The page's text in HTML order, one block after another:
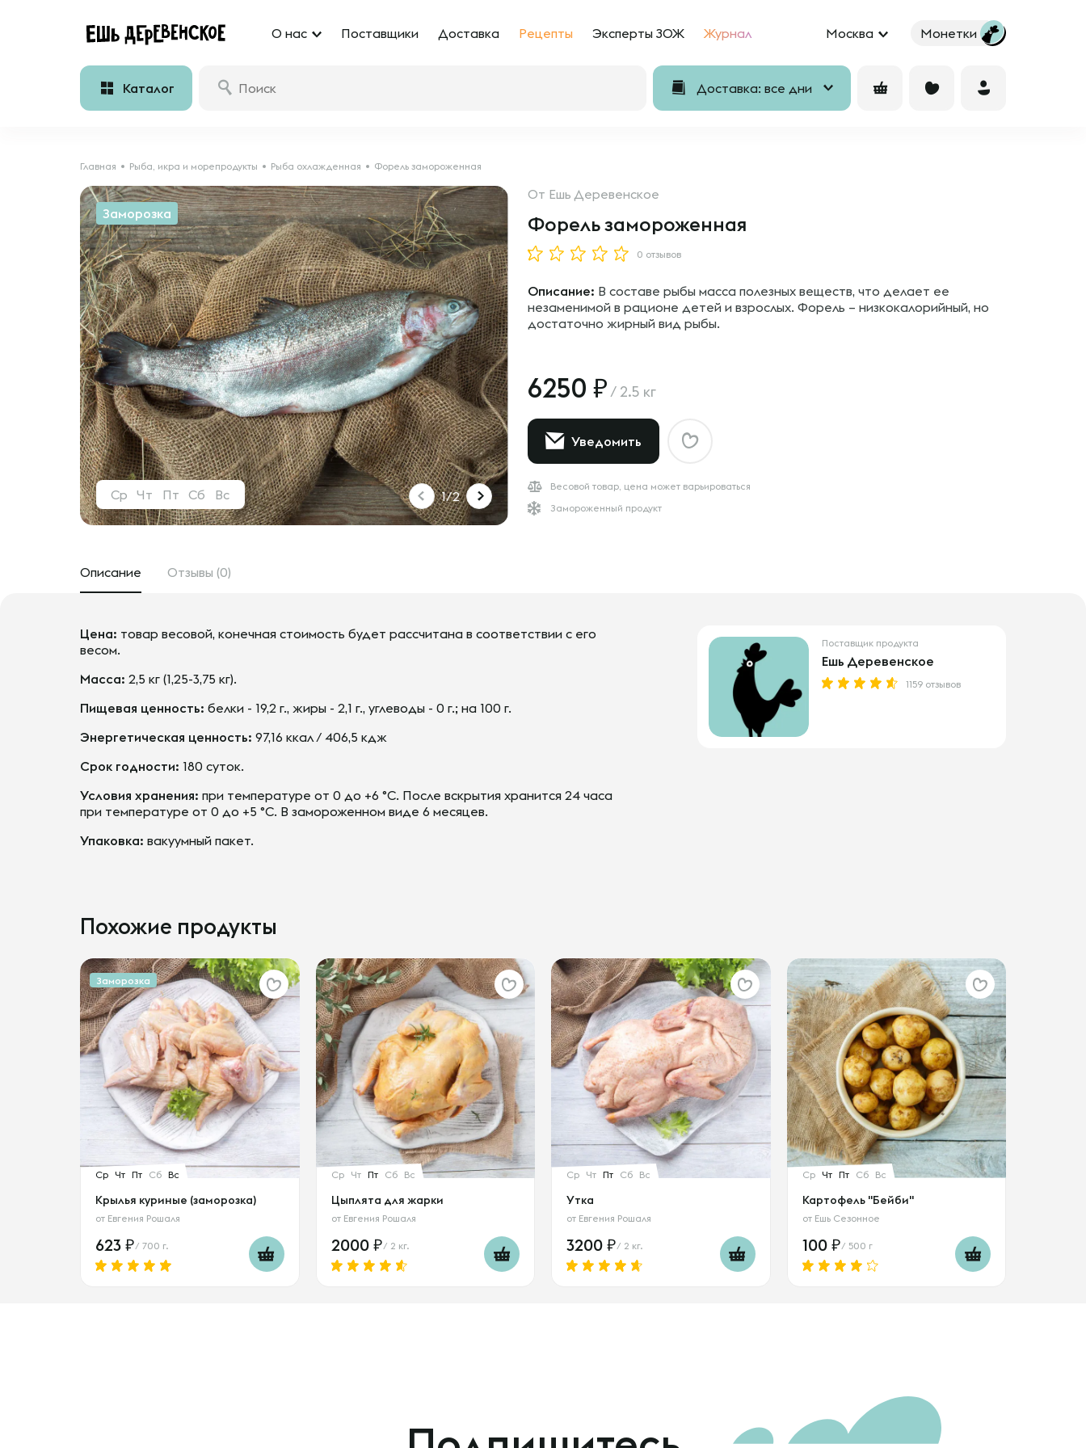
О нас Поставщики Доставка Рецепты Эксперты ЗОЖ Журнал Москва Монетки
Каталог Доставка: все дни
Главная Рыба, икра и морепродукты Рыба охлажденная Форель замороженная
1/2
Заморозка
Ср Чт Пт Сб Вс
От Ешь Деревенское
Форель замороженная
0 отзывов
Описание: В составе рыбы масса полезных веществ, что делает ее
незаменимой в рационе детей и взрослых. Форель – низкокалорийный, но
достаточно жирный вид рыбы.
6250 / 2.5 кг
Уведомить
Весовой товар, цена может варьироваться
Замороженный продукт
Описание Отзывы (0)
Цена: товар весовой, конечная стоимость будет рассчитана в соответствии с его
весом.
Масса: 2,5 кг (1,25-3,75 кг).
Пищевая ценность: белки - 19,2 г., жиры - 2,1 г., углеводы - 0 г.; на 100 г.
Энергетическая ценность: 97,16 ккал / 406,5 кдж
Срок годности: 180 суток.
Условия хранения: при температуре от 0 до +6 °С. После вскрытия хранится 24 часа
при температуре от 0 до +5 °С. В замороженном виде 6 месяцев.
Упаковка: вакуумный пакет.
Поставщик продукта
Ешь Деревенское
1159 отзывов
Похожие продукты
Заморозка
Ср Чт Пт Сб Вс
Крылья куриные (заморозка)
от Евгения Рошаля
623 / 700 г.
Ср Чт Пт Сб Вс
Цыплята для жарки
от Евгения Рошаля
2000 / 2 кг.
Ср Чт Пт Сб Вс
Утка
от Евгения Рошаля
3200 / 2 кг.
Ср Чт Пт Сб Вс
Картофель "Бейби"
от Ешь Сезонное
100 / 500 г